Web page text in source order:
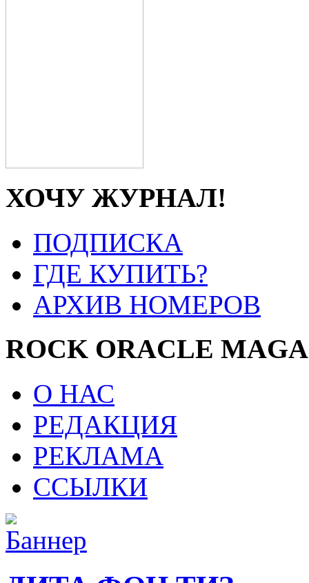
ХОЧУ ЖУРНАЛ!
ПОДПИСКА
ГДЕ КУПИТЬ?
АРХИВ НОМЕРОВ
ROCK ORACLE
О НАС
РЕДАКЦИЯ
РЕКЛАМА
ССЫЛКИ